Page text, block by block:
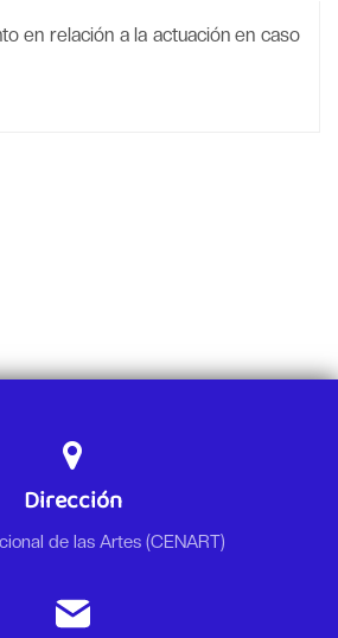
en relación a la actuación en caso
Dirección
de las Artes (CENART)